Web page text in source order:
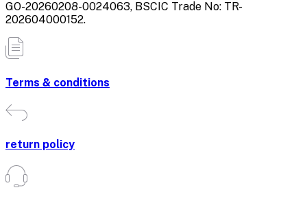
GO-20260208-0024063, BSCIC Trade No: TR-
202604000152.
Terms & conditions
return policy